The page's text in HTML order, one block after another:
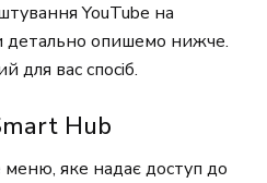
YouTube на
детально опишемо нижче.
для вас спосіб.
Hub
яке надає доступ до